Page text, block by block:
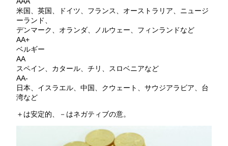
米国、英国、ドイツ、フランス、オーストラリア、ニュージ
ーランド、
デンマーク、オランダ、ノルウェー、フィンランドなど
AA+
ベルギー
AA
スペイン、カタール、チリ、スロベニアなど
AA-
日本、イスラエル、中国、クウェート、サウジアラビア、台
湾など
＋は安定的、－はネガティブの意。